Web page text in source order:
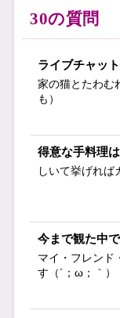
30の質問
ライブチャッ
家の猫とたわむ
も）
得意な手料理
しいて挙げれば
今まで観た中
マイ・フレンド
す（´；ω；｀）